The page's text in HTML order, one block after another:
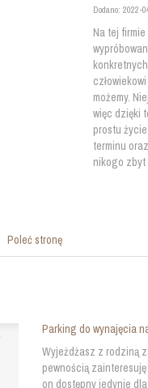
Dodano: 2022-
Na tej
możemy.
więc dzięki
prostu
terminu
nikogo zbyt
Poleć stronę
Parking do wynajęcia
Wyjeżdżasz z rodziną
pewnością
on dostępny jedynie